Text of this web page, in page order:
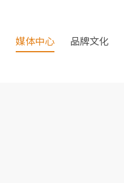
媒体中心 品牌文化